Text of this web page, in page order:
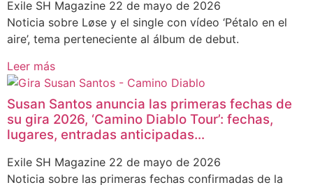
Exile SH Magazine 22 de mayo de 2026
Noticia sobre Løse y el single con vídeo ‘Pétalo en el
aire’, tema perteneciente al álbum de debut.
Leer más
Susan Santos anuncia las primeras fechas de
su gira 2026, ‘Camino Diablo Tour’: fechas,
lugares, entradas anticipadas…
Exile SH Magazine 22 de mayo de 2026
Noticia sobre las primeras fechas confirmadas de la